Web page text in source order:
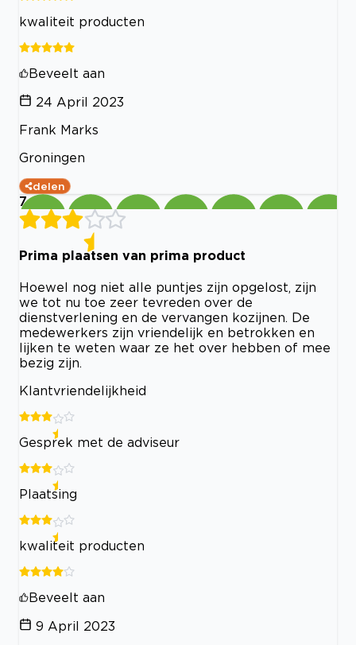
kwaliteit producten
Beveelt aan
24 April 2023
Frank Marks
Groningen
delen
7
Prima plaatsen van prima product
Hoewel nog niet alle puntjes zijn opgelost, zijn
we tot nu toe zeer tevreden over de
dienstverlening en de vervangen kozijnen. De
medewerkers zijn vriendelijk en betrokken en
lijken te weten waar ze het over hebben of mee
bezig zijn.
Klantvriendelijkheid
Gesprek met de adviseur
Plaatsing
kwaliteit producten
Beveelt aan
9 April 2023